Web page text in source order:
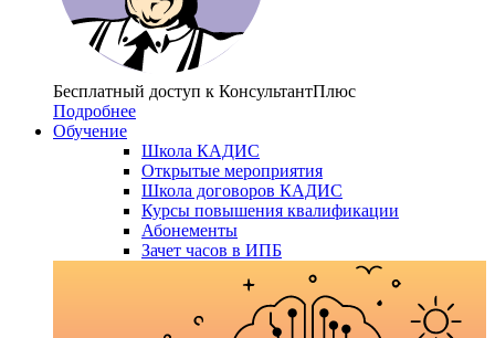
Бесплатный доступ к КонсультантПлюс
Подробнее
Обучение
Школа КАДИС
Открытые мероприятия
Школа договоров КАДИС
Курсы повышения квалификации
Абонементы
Зачет часов в ИПБ